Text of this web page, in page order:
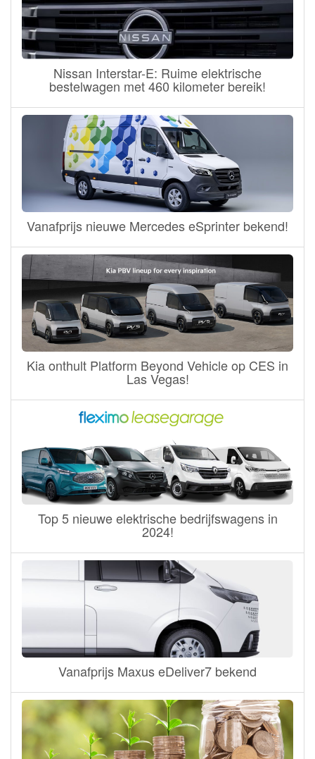
Nissan Interstar-E: Ruime elektrische
bestelwagen met 460 kilometer bereik!
Vanafprijs nieuwe Mercedes eSprinter bekend!
Kia onthult Platform Beyond Vehicle op CES in
Las Vegas!
Top 5 nieuwe elektrische bedrijfswagens in
2024!
Vanafprijs Maxus eDeliver7 bekend